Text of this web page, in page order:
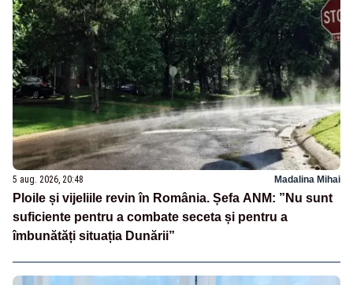
5 aug. 2026, 20:48 Madalina Mihai
Ploile și vijeliile revin în România. Șefa ANM: ”Nu sunt
suficiente pentru a combate seceta și pentru a
îmbunătăți situația Dunării”